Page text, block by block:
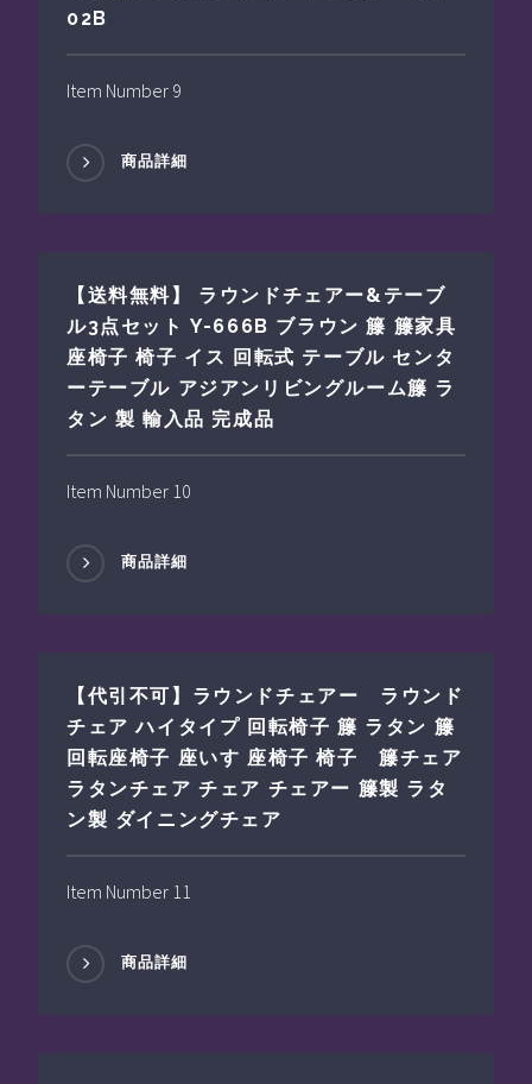
02B
Item Number 9
商品詳細
【送料無料】 ラウンドチェアー&テーブ
ル3点セット Y-666B ブラウン 籐 籐家具
座椅子 椅子 イス 回転式 テーブル センタ
ーテーブル アジアンリビングルーム籐 ラ
タン 製 輸入品 完成品
Item Number 10
商品詳細
【代引不可】ラウンドチェアー ラウンド
チェア ハイタイプ 回転椅子 籐 ラタン 籐
回転座椅子 座いす 座椅子 椅子 籐チェア
ラタンチェア チェア チェアー 籐製 ラタ
ン製 ダイニングチェア
Item Number 11
商品詳細